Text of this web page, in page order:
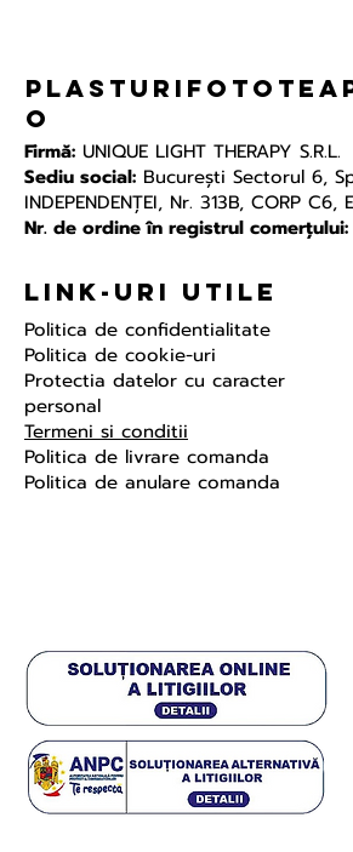
o
Firmă: UNIQUE LIGHT THERAPY S.R.L.
Sediu social: Bucureşti Sectorul 6,
INDEPENDENŢEI, Nr. 313B, CORP
Nr. de ordine în registrul comerțului:
Link-uri Utile
Politica de confidentialitate
Politica de cookie-uri
Protectia datelor cu caracter
personal
Termeni si conditii
Politica de livrare comanda
Politica de anulare comanda